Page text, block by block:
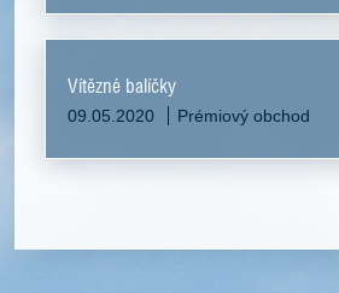
Vítězné balíčky
09.05.2020 Prémiový obchod